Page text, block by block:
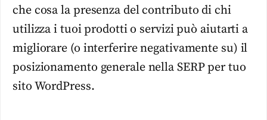
che cosa la presenza del contributo di chi
utilizza i tuoi prodotti o servizi può aiutarti a
migliorare (o interferire negativamente su) il
posizionamento generale nella SERP per tuo
sito WordPress.